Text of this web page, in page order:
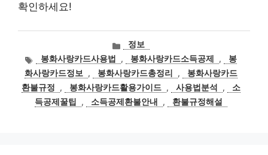
확인하세요!
카
고
리
정보
태
그
봉화사랑카드사용법 , 봉화사랑카드소득공제 ,
봉
화사랑카드정보
, 봉화사랑카드총정리 ,
봉화사랑카드
환불규정
, 봉화사랑카드활용가이드 , 사용법분석 ,
소
득공제꿀팁
, 소득공제환불안내 , 환불규정해설